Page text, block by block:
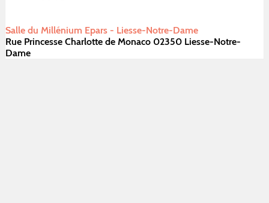
Salle du Millénium Epars - Liesse-Notre-Dame
Rue Princesse Charlotte de Monaco 02350 Liesse-Notre-
Dame